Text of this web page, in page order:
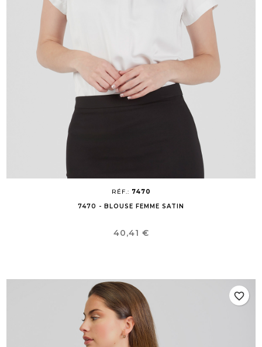
RÉF.: 7470
7470 - BLOUSE FEMME SATIN
Prix
40,41 €
favorite_border